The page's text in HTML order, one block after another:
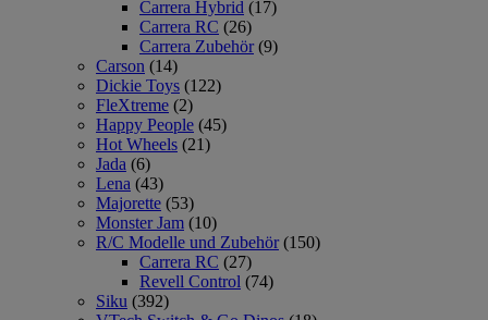
Carrera Hybrid (17)
Carrera RC (26)
Carrera Zubehör (9)
Carson (14)
Dickie Toys (122)
FleXtreme (2)
Happy People (45)
Hot Wheels (21)
Jada (6)
Lena (43)
Majorette (53)
Monster Jam (10)
R/C Modelle und Zubehör (150)
Carrera RC (27)
Revell Control (74)
Siku (392)